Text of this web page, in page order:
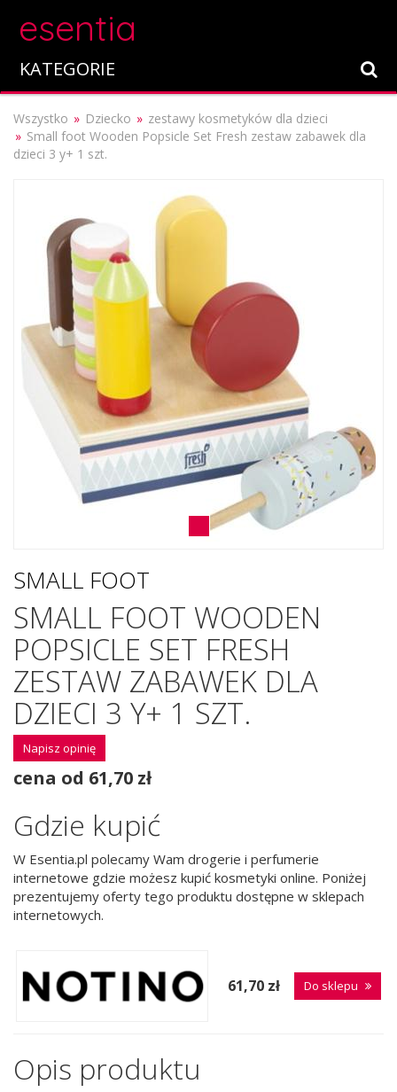
esentia
KATEGORIE
Wszystko Dziecko
zestawy kosmetyków dla dzieci
Small foot Wooden Popsicle Set Fresh zestaw zabawek dla
dzieci 3 y+ 1 szt.
SMALL FOOT
SMALL FOOT WOODEN
POPSICLE SET FRESH
ZESTAW ZABAWEK DLA
DZIECI 3 Y+ 1 SZT.
Napisz opinię
cena od 61,70 zł
Gdzie kupić
W Esentia.pl polecamy Wam drogerie i perfumerie
internetowe gdzie możesz kupić kosmetyki online. Poniżej
prezentujemy oferty tego produktu dostępne w sklepach
internetowych.
61,70 zł Do sklepu
Opis produktu